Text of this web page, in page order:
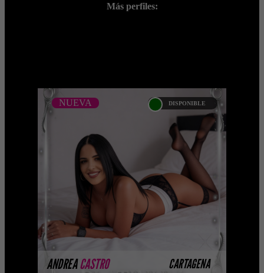
Más perfiles:
ANDREACASTRO CARTAGENA
NUEVA DISPONIBLE
CATALOGO PLATINO
NUEVA
Platinum Esta modelo pertenece a
nuestro Catálogo Privado Platinum.
Selección privada de modelos con un
nivel de belleza y perform ...
MÁS INFORMACIÓN